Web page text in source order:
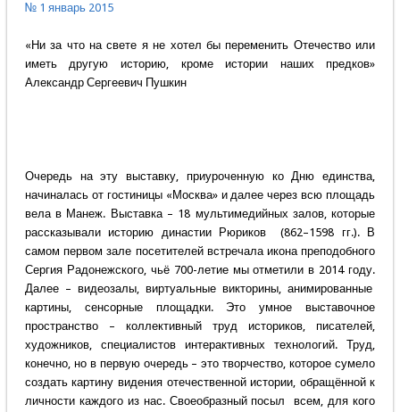
№ 1 январь 2015
«Ни за что на свете я не хотел бы переменить Отечество или
иметь другую историю, кроме истории наших предков»
Александр Сергеевич Пушкин
Очередь на эту выставку, приуроченную ко Дню единства,
начиналась от гостиницы «Москва» и далее через всю площадь
вела в Манеж. Выставка – 18 мультимедийных залов, которые
рассказывали историю династии Рюриков (862–1598 гг.). В
самом первом зале посетителей встречала икона преподобного
Сергия Радонежского, чьё 700-летие мы отметили в 2014 году.
Далее – видеозалы, виртуальные викторины, анимированные
картины, сенсорные площадки. Это умное выставочное
пространство – коллективный труд историков, писателей,
художников, специалистов интерактивных технологий. Труд,
конечно, но в первую очередь – это творчество, которое сумело
создать картину видения отечественной истории, обращённой к
личности каждого из нас. Своеобразный посыл всем, для кого